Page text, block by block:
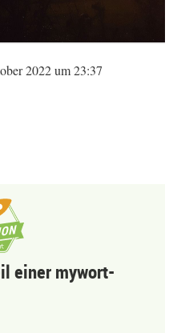
2022 um 23:37
einer mywort-